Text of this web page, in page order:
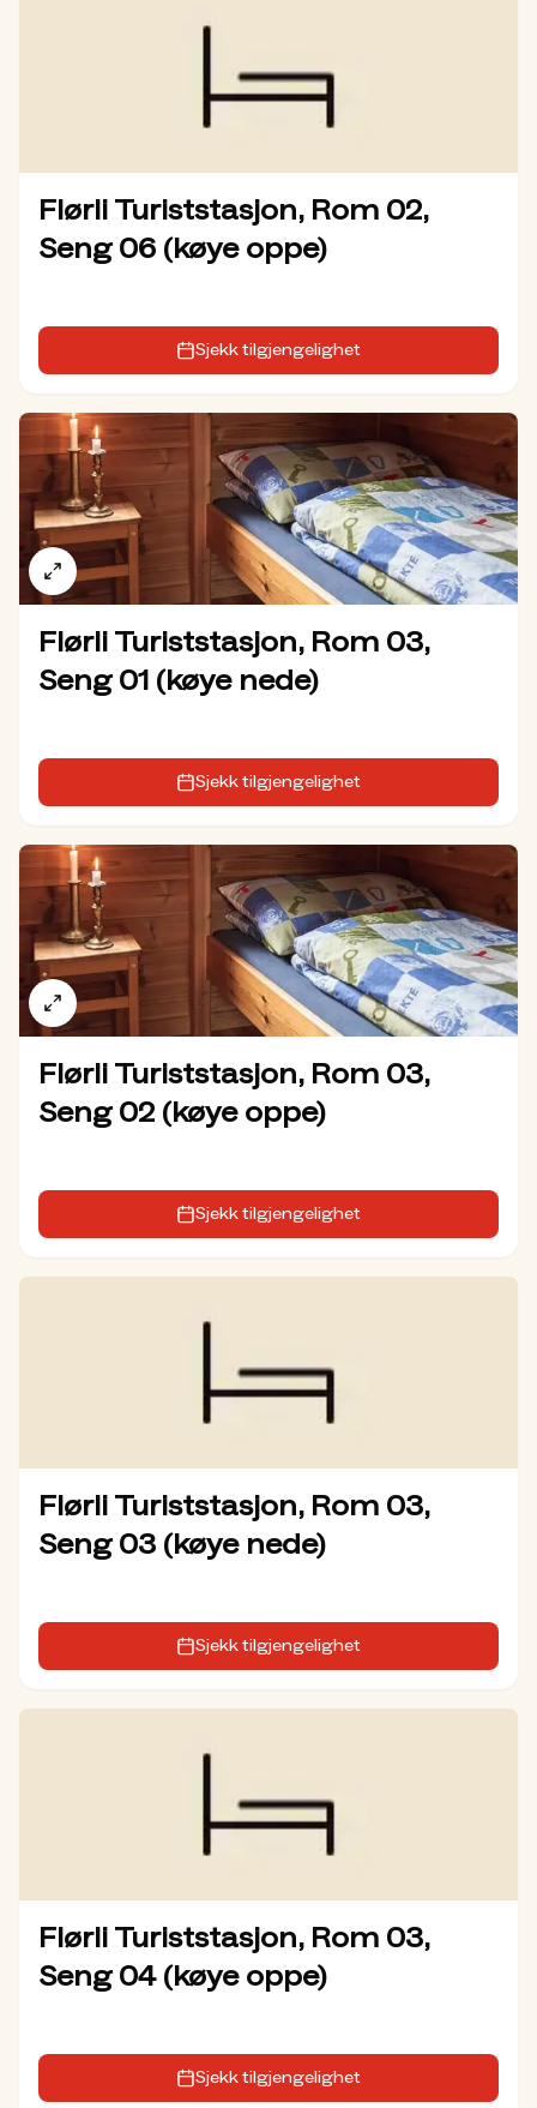
Flørli Turiststasjon, Rom 02,
Seng 06 (køye oppe)
Sjekk tilgjengelighet
Flørli Turiststasjon, Rom 03,
Seng 01 (køye nede)
Sjekk tilgjengelighet
Flørli Turiststasjon, Rom 03,
Seng 02 (køye oppe)
Sjekk tilgjengelighet
Flørli Turiststasjon, Rom 03,
Seng 03 (køye nede)
Sjekk tilgjengelighet
Flørli Turiststasjon, Rom 03,
Seng 04 (køye oppe)
Sjekk tilgjengelighet